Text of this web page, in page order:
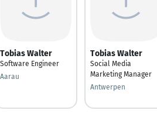
Tobias Walter
Software Engineer
Aarau
Tobias Walter
Social Media
Marketing Manager
Antwerpen